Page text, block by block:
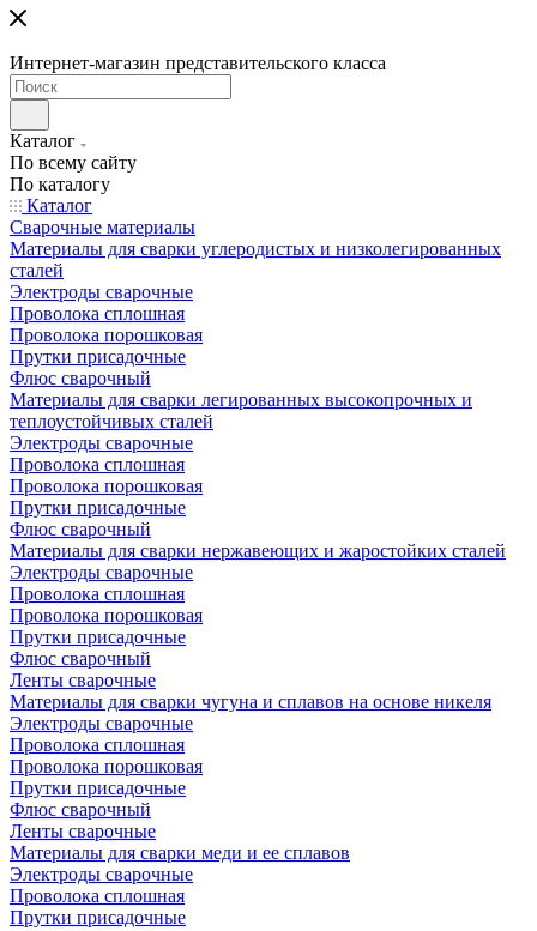
Интернет-магазин представительского класса
Каталог
По всему сайту
По каталогу
Каталог
Сварочные материалы
Материалы для сварки углеродистых и низколегированных
сталей
Электроды сварочные
Проволока сплошная
Проволока порошковая
Прутки присадочные
Флюс сварочный
Материалы для сварки легированных высокопрочных и
теплоустойчивых сталей
Электроды сварочные
Проволока сплошная
Проволока порошковая
Прутки присадочные
Флюс сварочный
Материалы для сварки нержавеющих и жаростойких сталей
Электроды сварочные
Проволока сплошная
Проволока порошковая
Прутки присадочные
Флюс сварочный
Ленты сварочные
Материалы для сварки чугуна и сплавов на основе никеля
Электроды сварочные
Проволока сплошная
Проволока порошковая
Прутки присадочные
Флюс сварочный
Ленты сварочные
Материалы для сварки меди и ее сплавов
Электроды сварочные
Проволока сплошная
Прутки присадочные